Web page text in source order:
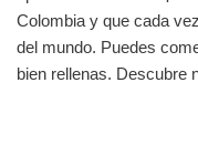
Colombia y que cada
del mundo. Puedes
bien rellenas. Descubre